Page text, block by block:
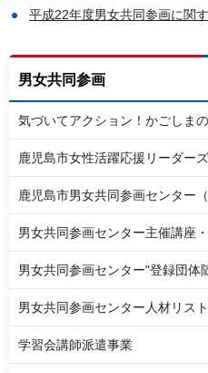
平成22年度男女共同参画に関
男女共同参画
気づいてアクション！かごしま
鹿児島市女性活躍応援リーダーズ
鹿児島市男女共同参画センター
男女共同参画センター主催講座
男女共同参画センター"登録団体
男女共同参画センター人材リス
学習会講師派遣事業